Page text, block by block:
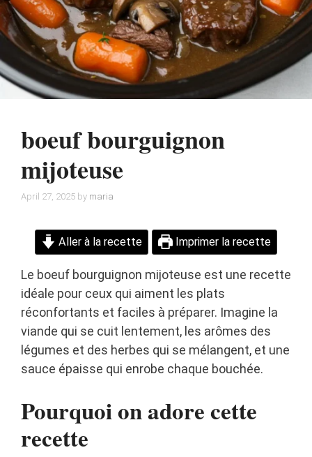
boeuf bourguignon
mijoteuse
April 27, 2025 by maria
Aller à la recette Imprimer la recette
Le boeuf bourguignon mijoteuse est une recette
idéale pour ceux qui aiment les plats
réconfortants et faciles à préparer. Imagine la
viande qui se cuit lentement, les arômes des
légumes et des herbes qui se mélangent, et une
sauce épaisse qui enrobe chaque bouchée.
Pourquoi on adore cette
recette